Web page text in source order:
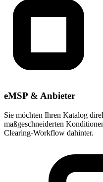
eMSP & Anbieter
Sie möchten Ihren Katalog
maßgeschneiderten
Clearing-Workflow dahinter.